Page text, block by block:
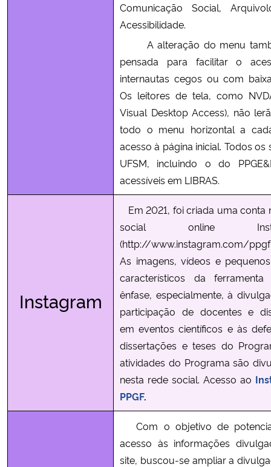
Comunicação Social,
Acessibilidade.
A alteração do menu
pensada para facilitar o
internautas cegos ou com
Os leitores de tela, como
Visual Desktop Access), não
todo o menu horizontal a
acesso à página inicial. Todos os
UFSM, incluindo o do
acessíveis em LIBRAS.
Instagram
Em 2021, foi criada uma conta
social online
(http://www.instagram.com/
As imagens, vídeos e
característicos da ferramenta
ênfase, especialmente, à
participação de docentes e
em eventos científicos e às
dissertações e teses do
atividades do Programa são
nesta rede social. Acesso ao
PPGF.
Com o objetivo de
acesso às informações
site, buscou-se ampliar a